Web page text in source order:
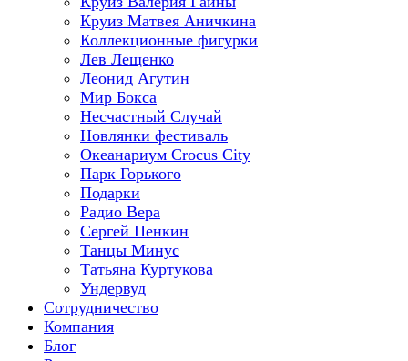
Круиз Матвея Аничкина
Коллекционные фигурки
Лев Лещенко
Леонид Агутин
Мир Бокса
Несчастный Случай
Новлянки фестиваль
Океанариум Crocus City
Парк Горького
Подарки
Радио Вера
Сергей Пенкин
Танцы Минус
Татьяна Куртукова
Ундервуд
Сотрудничество
Компания
Блог